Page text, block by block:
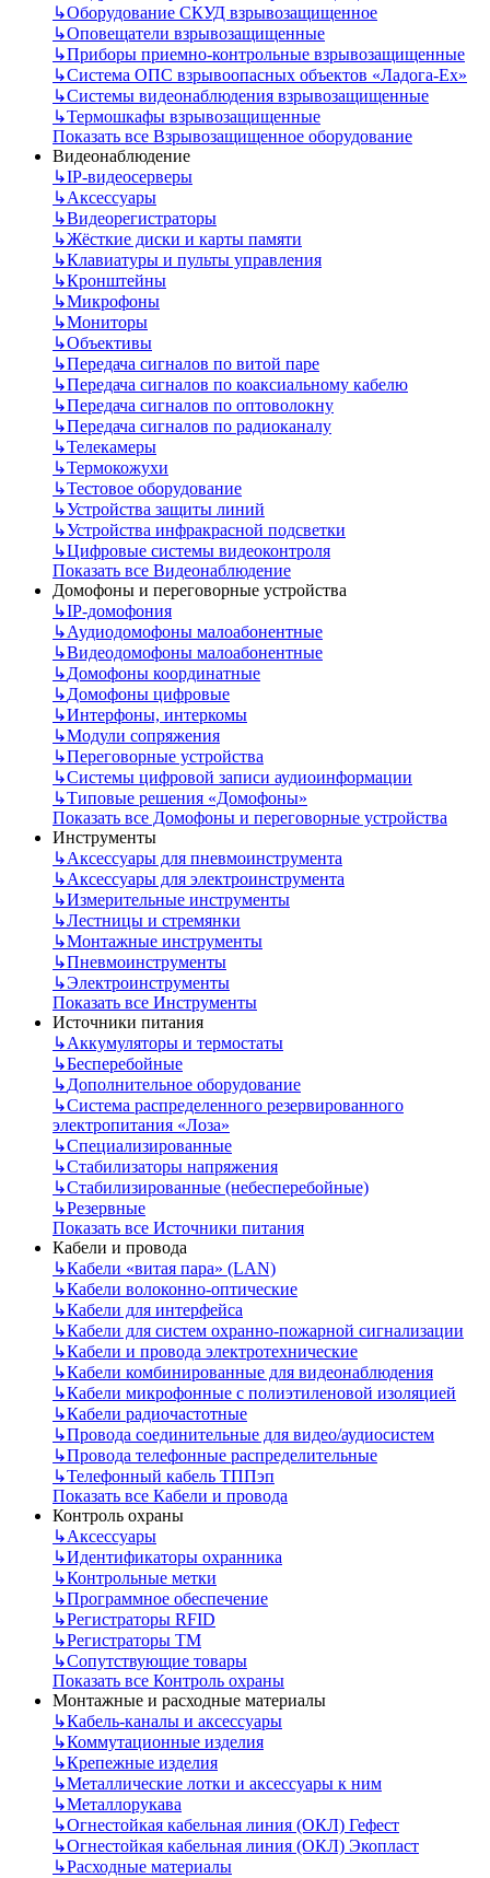
↳Оборудование СКУД взрывозащищенное
↳Оповещатели взрывозащищенные
↳Приборы приемно-контрольные взрывозащищенные
↳Система ОПС взрывоопасных объектов «Ладога-Ex»
↳Системы видеонаблюдения взрывозащищенные
↳Термошкафы взрывозащищенные
Показать все Взрывозащищенное оборудование
Видеонаблюдение
↳IP-видеосерверы
↳Аксессуары
↳Видеорегистраторы
↳Жёсткие диски и карты памяти
↳Клавиатуры и пульты управления
↳Кронштейны
↳Микрофоны
↳Мониторы
↳Объективы
↳Передача сигналов по витой паре
↳Передача сигналов по коаксиальному кабелю
↳Передача сигналов по оптоволокну
↳Передача сигналов по радиоканалу
↳Телекамеры
↳Термокожухи
↳Тестовое оборудование
↳Устройства защиты линий
↳Устройства инфракрасной подсветки
↳Цифровые системы видеоконтроля
Показать все Видеонаблюдение
Домофоны и переговорные устройства
↳IP-домофония
↳Аудиодомофоны малоабонентные
↳Видеодомофоны малоабонентные
↳Домофоны координатные
↳Домофоны цифровые
↳Интерфоны, интеркомы
↳Модули сопряжения
↳Переговорные устройства
↳Системы цифровой записи аудиоинформации
↳Типовые решения «Домофоны»
Показать все Домофоны и переговорные устройства
Инструменты
↳Аксессуары для пневмоинструмента
↳Аксессуары для электроинструмента
↳Измерительные инструменты
↳Лестницы и стремянки
↳Монтажные инструменты
↳Пневмоинструменты
↳Электроинструменты
Показать все Инструменты
Источники питания
↳Аккумуляторы и термостаты
↳Бесперебойные
↳Дополнительное оборудование
↳Система распределенного резервированного
электропитания «Лоза»
↳Специализированные
↳Стабилизаторы напряжения
↳Стабилизированные (небесперебойные)
↳Резервные
Показать все Источники питания
Кабели и провода
↳Кабели «витая пара» (LAN)
↳Кабели волоконно-оптические
↳Кабели для интерфейса
↳Кабели для систем охранно-пожарной сигнализации
↳Кабели и провода электротехнические
↳Кабели комбинированные для видеонаблюдения
↳Кабели микрофонные с полиэтиленовой изоляцией
↳Кабели радиочастотные
↳Провода соединительные для видео/аудиосистем
↳Провода телефонные распределительные
↳Телефонный кабель ТППэп
Показать все Кабели и провода
Контроль охраны
↳Аксессуары
↳Идентификаторы охранника
↳Контрольные метки
↳Программное обеспечение
↳Регистраторы RFID
↳Регистраторы ТМ
↳Сопутствующие товары
Показать все Контроль охраны
Монтажные и расходные материалы
↳Кабель-каналы и аксессуары
↳Коммутационные изделия
↳Крепежные изделия
↳Металлические лотки и аксессуары к ним
↳Металлорукава
↳Огнестойкая кабельная линия (ОКЛ) Гефест
↳Огнестойкая кабельная линия (ОКЛ) Экопласт
↳Расходные материалы